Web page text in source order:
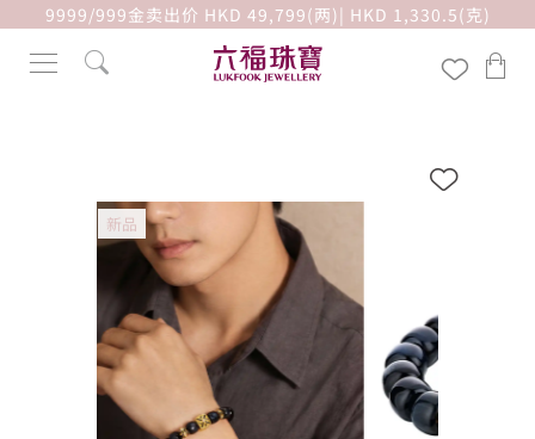
9999/999金卖出价 HKD 49,799(两)| HKD 1,330.5(克)
新品